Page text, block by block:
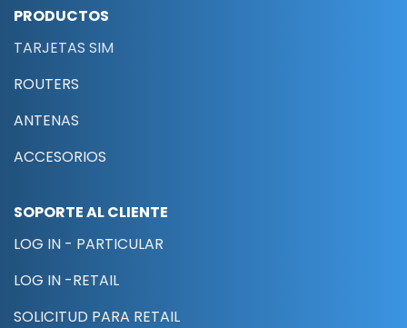
PRODUCTOS
TARJETAS SIM
ROUTERS
ANTENAS
ACCESORIOS
SOPORTE AL CLIENTE
LOG IN - PARTICULAR
LOG IN -RETAIL
SOLICITUD PARA RETAIL